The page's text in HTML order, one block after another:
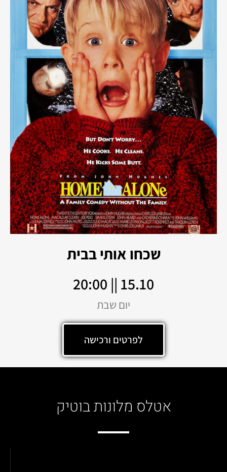
שכחו אותי בבית
15.10 || 20:00
יום שבת
לפרטים ורכישה
אטלס מלונות בוטיק